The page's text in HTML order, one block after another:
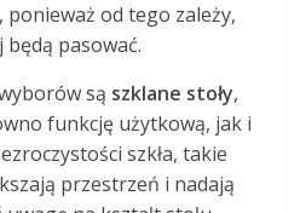
od tego zależy,
pasować.
są szklane stoły,
funkcję użytkową, jak i
szkła, takie
przestrzeń i nadają